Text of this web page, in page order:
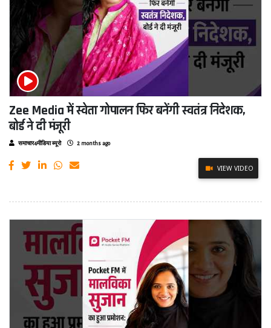
Zee Media में स्वेता गोपालन फिर बनेंगी स्वतंत्र निदेशक,
बोर्ड ने दी मंजूरी
समाचार4मीडिया ब्यूरो 2 months ago
VIEW VIDEO